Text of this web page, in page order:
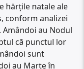
hărțile natale ale
conform analizei
au Nodul
că punctul lor
sunt
au Marte în